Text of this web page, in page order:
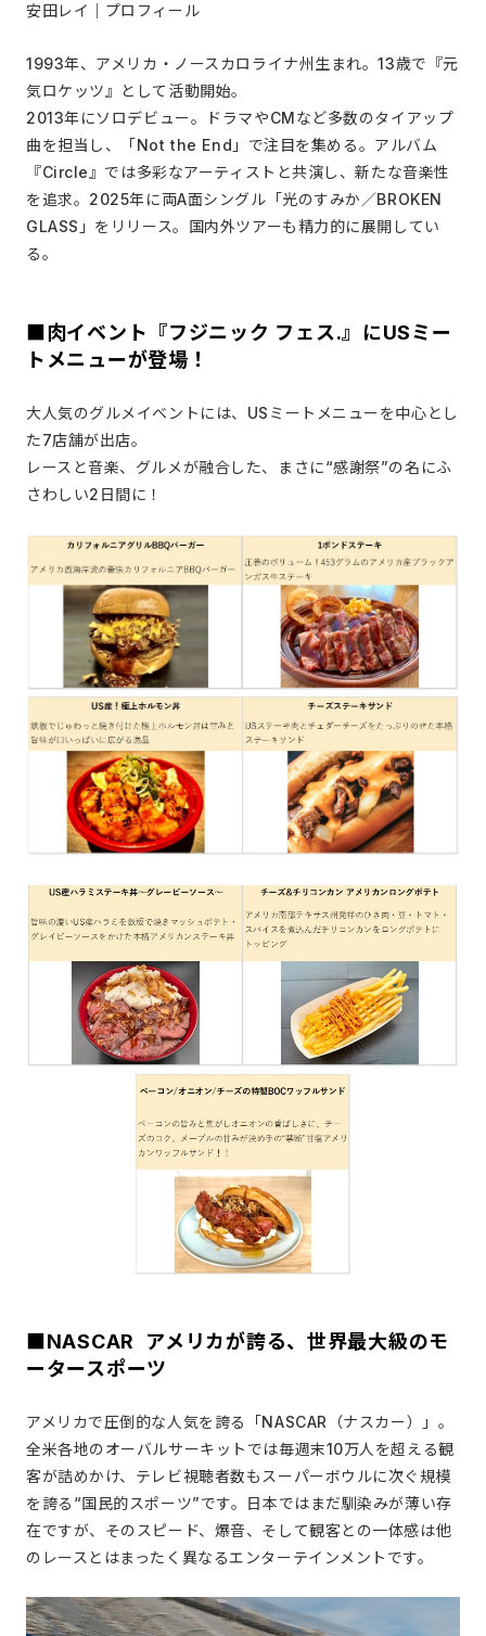
安田レイ｜プロフィール
1993年、アメリカ・ノースカロライナ州生まれ。13歳で『元
気ロケッツ』として活動開始。
2013年にソロデビュー。ドラマやCMなど多数のタイアップ
曲を担当し、「Not the End」で注目を集める。アルバム
『Circle』では多彩なアーティストと共演し、新たな音楽性
を追求。2025年に両A面シングル「光のすみか／BROKEN
GLASS」をリリース。国内外ツアーも精力的に展開してい
る。
■肉イベント『フジニック フェス.』にUSミー
トメニューが登場！
大人気のグルメイベントには、USミートメニューを中心とし
た7店舗が出店。
レースと音楽、グルメが融合した、まさに“感謝祭”の名にふ
さわしい2日間に！
■NASCAR ―― アメリカが誇る、世界最大級のモ
ータースポーツ
アメリカで圧倒的な人気を誇る「NASCAR（ナスカー）」。
全米各地のオーバルサーキットでは毎週末10万人を超える観
客が詰めかけ、テレビ視聴者数もスーパーボウルに次ぐ規模
を誇る“国民的スポーツ”です。日本ではまだ馴染みが薄い存
在ですが、そのスピード、爆音、そして観客との一体感は他
のレースとはまったく異なるエンターテインメントです。